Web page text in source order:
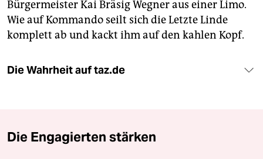
Bürgermeister Kai Bräsig Wegner aus einer Limo.
Wie auf Kommando seilt sich die Letzte Linde
komplett ab und kackt ihm auf den kahlen Kopf.
Die Wahrheit auf taz.de
Die Engagierten stärken